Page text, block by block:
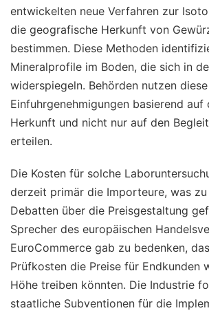
entwickelten neue Verfahren zur
die geografische Herkunft von
bestimmen. Diese Methoden
Mineralprofile im Boden, die sich in
widerspiegeln. Behörden nutzen
Einfuhrgenehmigungen basierend
Herkunft und nicht nur auf den
erteilen.
Die Kosten für solche
derzeit primär die Importeure, was
Debatten über die Preisgestaltung
Sprecher des europäischen
EuroCommerce gab zu bedenken,
Prüfkosten die Preise für Endkunden
Höhe treiben könnten. Die Industrie
staatliche Subventionen für die